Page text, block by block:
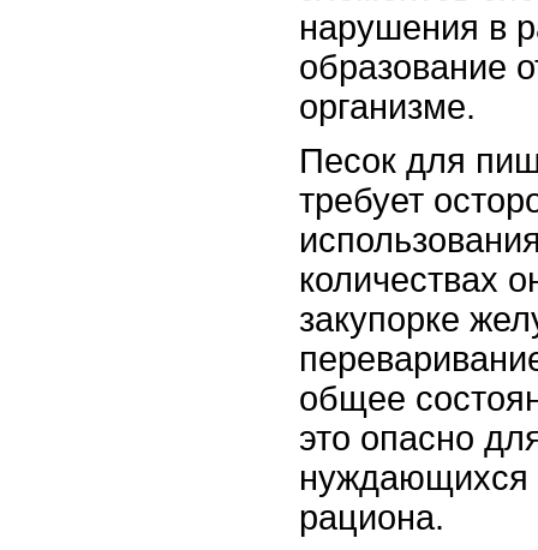
нарушения в
образование
организме.
Песок для
требует
количествах
закупорке
общее
это опасно
нуждающихся
рациона.